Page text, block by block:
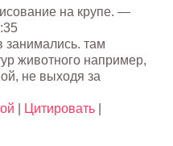
на крупе. —
там
животного например,
не выходя за
Цитировать